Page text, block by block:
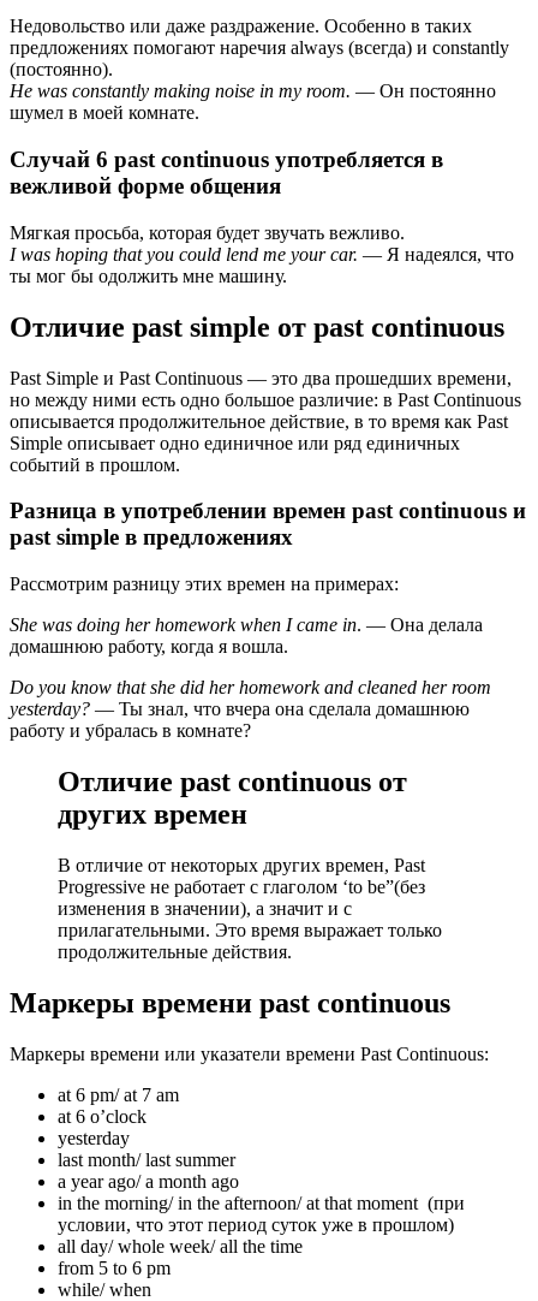
Недовольство или даже раздражение. Особенно в таких
предложениях помогают наречия always (всегда) и constantly
(постоянно).
He was constantly making noise in my room. — Он постоянно
шумел в моей комнате.
Случай 6 past continuous употребляется в
вежливой форме общения
Мягкая просьба, которая будет звучать вежливо.
I was hoping that you could lend me your car. — Я надеялся, что
ты мог бы одолжить мне машину.
Отличие past simple от past continuous
Past Simple и Past Continuous — это два прошедших времени,
но между ними есть одно большое различие: в Past Continuous
описывается продолжительное действие, в то время как Past
Simple описывает одно единичное или ряд единичных
событий в прошлом.
Разница в употреблении времен past continuous и
past simple в предложениях
Рассмотрим разницу этих времен на примерах:
She was doing her homework when I came in. — Она делала
домашнюю работу, когда я вошла.
Do you know that she did her homework and cleaned her room
yesterday? — Ты знал, что вчера она сделала домашнюю
работу и убралась в комнате?
Отличие past continuous от
других времен
В отличие от некоторых других времен, Past
Progressive не работает с глаголом ‘to be”(без
изменения в значении), а значит и с
прилагательными. Это время выражает только
продолжительные действия.
Маркеры времени past continuous
Маркеры времени или указатели времени Past Continuous:
at 6 pm/ at 7 am
at 6 o’clock
yesterday
last month/ last summer
a year ago/ a month ago
in the morning/ in the afternoon/ at that moment (при
условии, что этот период суток уже в прошлом)
all day/ whole week/ all the time
from 5 to 6 pm
while/ when